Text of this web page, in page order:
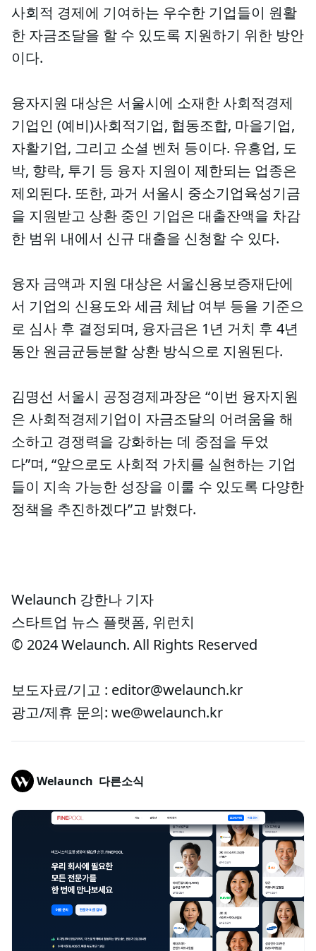
사회적 경제에 기여하는 우수한 기업들이 원활
한 자금조달을 할 수 있도록 지원하기 위한 방안
이다.
융자지원 대상은 서울시에 소재한 사회적경제
기업인 (예비)사회적기업, 협동조합, 마을기업,
자활기업, 그리고 소셜 벤처 등이다. 유흥업, 도
박, 향락, 투기 등 융자 지원이 제한되는 업종은
제외된다. 또한, 과거 서울시 중소기업육성기금
을 지원받고 상환 중인 기업은 대출잔액을 차감
한 범위 내에서 신규 대출을 신청할 수 있다.
융자 금액과 지원 대상은 서울신용보증재단에
서 기업의 신용도와 세금 체납 여부 등을 기준으
로 심사 후 결정되며, 융자금은 1년 거치 후 4년
동안 원금균등분할 상환 방식으로 지원된다.
김명선 서울시 공정경제과장은 “이번 융자지원
은 사회적경제기업이 자금조달의 어려움을 해
소하고 경쟁력을 강화하는 데 중점을 두었
다”며, “앞으로도 사회적 가치를 실현하는 기업
들이 지속 가능한 성장을 이룰 수 있도록 다양한
정책을 추진하겠다”고 밝혔다.
Welaunch 강한나 기자
스타트업 뉴스 플랫폼, 위런치
© 2024 Welaunch. All Rights Reserved
보도자료/기고 : editor@welaunch.kr
광고/제휴 문의: we@welaunch.kr
Welaunch 다른소식